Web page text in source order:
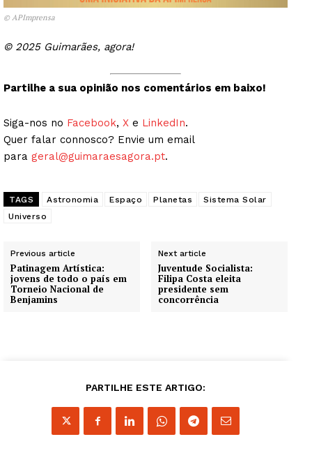
© APImprensa
© 2025 Guimarães, agora!
Partilhe a sua opinião nos comentários em baixo!
Siga-nos no Facebook, X e LinkedIn.
Quer falar connosco? Envie um email
para geral@guimaraesagora.pt.
TAGS Astronomia Espaço Planetas
Sistema Solar
Universo
Previous article
Patinagem Artística:
jovens de todo o país em
Torneio Nacional de
Benjamins
Next article
Juventude Socialista:
Filipa Costa eleita
presidente sem
concorrência
PARTILHE ESTE ARTIGO: